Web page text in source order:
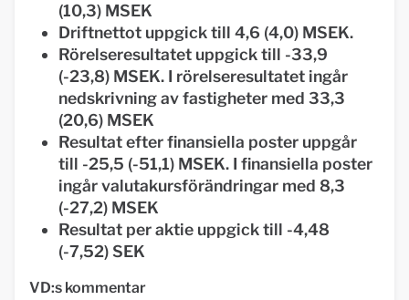
(10,3) MSEK
Driftnettot uppgick till 4,6 (4,0) MSEK.
Rörelseresultatet uppgick till -33,9
(-23,8) MSEK. I rörelseresultatet ingår
nedskrivning av fastigheter med 33,3
(20,6) MSEK
Resultat efter finansiella poster uppgår
till -25,5 (-51,1) MSEK. I finansiella poster
ingår valutakursförändringar med 8,3
(-27,2) MSEK
Resultat per aktie uppgick till -4,48
(-7,52) SEK
VD:s kommentar